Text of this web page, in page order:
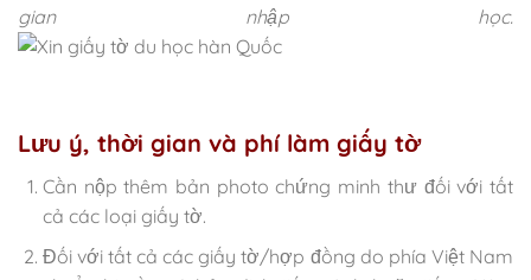
gian nhập học.
Lưu ý, thời gian và phí làm giấy tờ
Cần nộp thêm bản photo chứng minh thư đối với tất
cả các loại giấy tờ.
Đối với tất cả các giấy tờ/hợp đồng do phía Việt Nam